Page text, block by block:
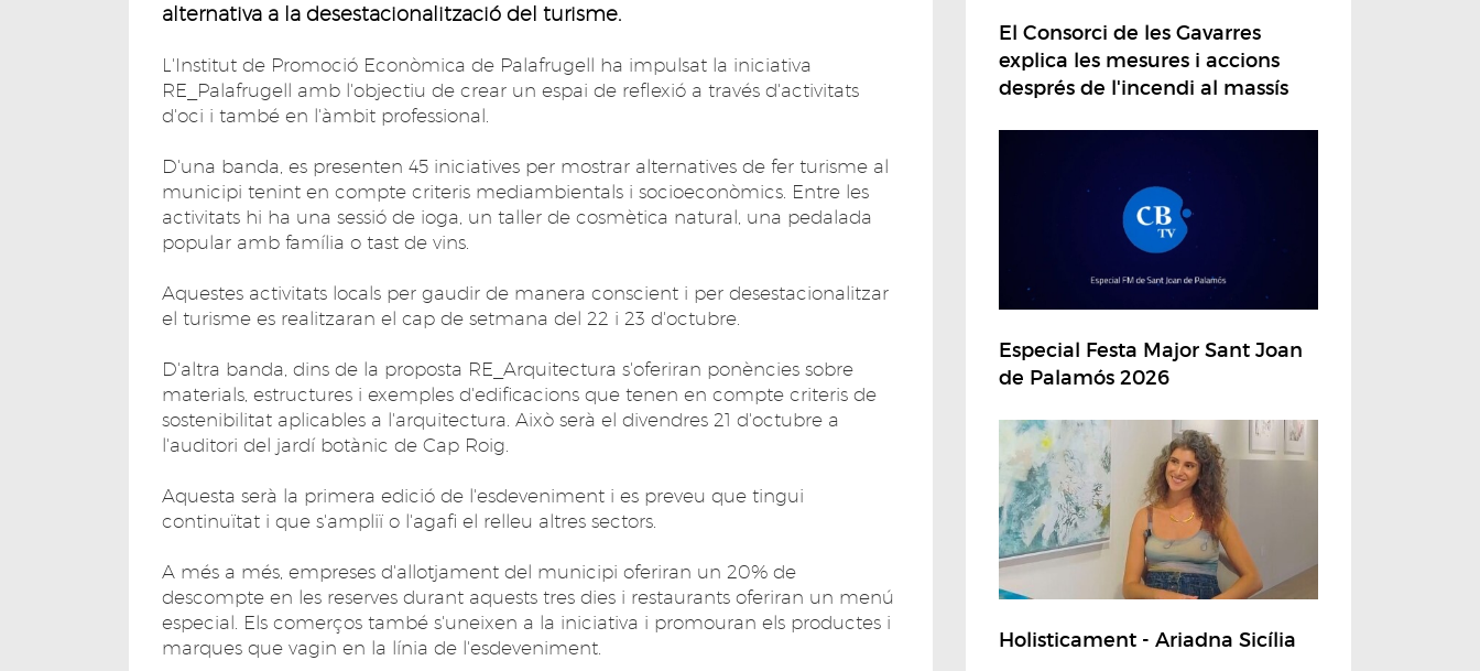
alternativa a la desestacionalització del turisme.
L'Institut de Promoció Econòmica de Palafrugell ha impulsat la iniciativa
RE_Palafrugell amb l'objectiu de crear un espai de reflexió a través d'activitats
d'oci i també en l'àmbit professional.
D'una banda, es presenten 45 iniciatives per mostrar alternatives de fer turisme al
municipi tenint en compte criteris mediambientals i socioeconòmics. Entre les
activitats hi ha una sessió de ioga, un taller de cosmètica natural, una pedalada
popular amb família o tast de vins.
Aquestes activitats locals per gaudir de manera conscient i per desestacionalitzar
el turisme es realitzaran el cap de setmana del 22 i 23 d'octubre.
D'altra banda, dins de la proposta RE_Arquitectura s'oferiran ponències sobre
materials, estructures i exemples d'edificacions que tenen en compte criteris de
sostenibilitat aplicables a l'arquitectura. Això serà el divendres 21 d'octubre a
l'auditori del jardí botànic de Cap Roig.
Aquesta serà la primera edició de l'esdeveniment i es preveu que tingui
continuïtat i que s'ampliï o l'agafi el relleu altres sectors.
A més a més, empreses d'allotjament del municipi oferiran un 20% de
descompte en les reserves durant aquests tres dies i restaurants oferiran un menú
especial. Els comerços també s'uneixen a la iniciativa i promouran els productes i
marques que vagin en la línia de l'esdeveniment.
El Consorci de les Gavarres
explica les mesures i accions
després de l'incendi al massís
Especial Festa Major Sant Joan
de Palamós 2026
Holisticament - Ariadna Sicília